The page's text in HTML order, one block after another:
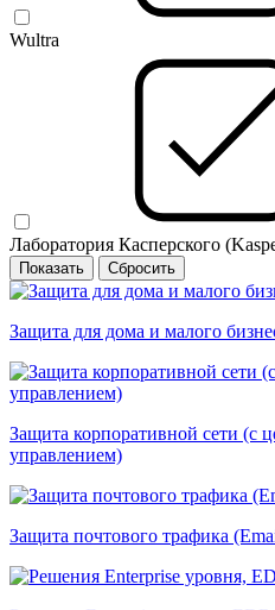
Wultra
Лаборатория Касперского
Защита для дома и малого
Защита корпоративной сети (с
управлением)
Защита почтового трафика